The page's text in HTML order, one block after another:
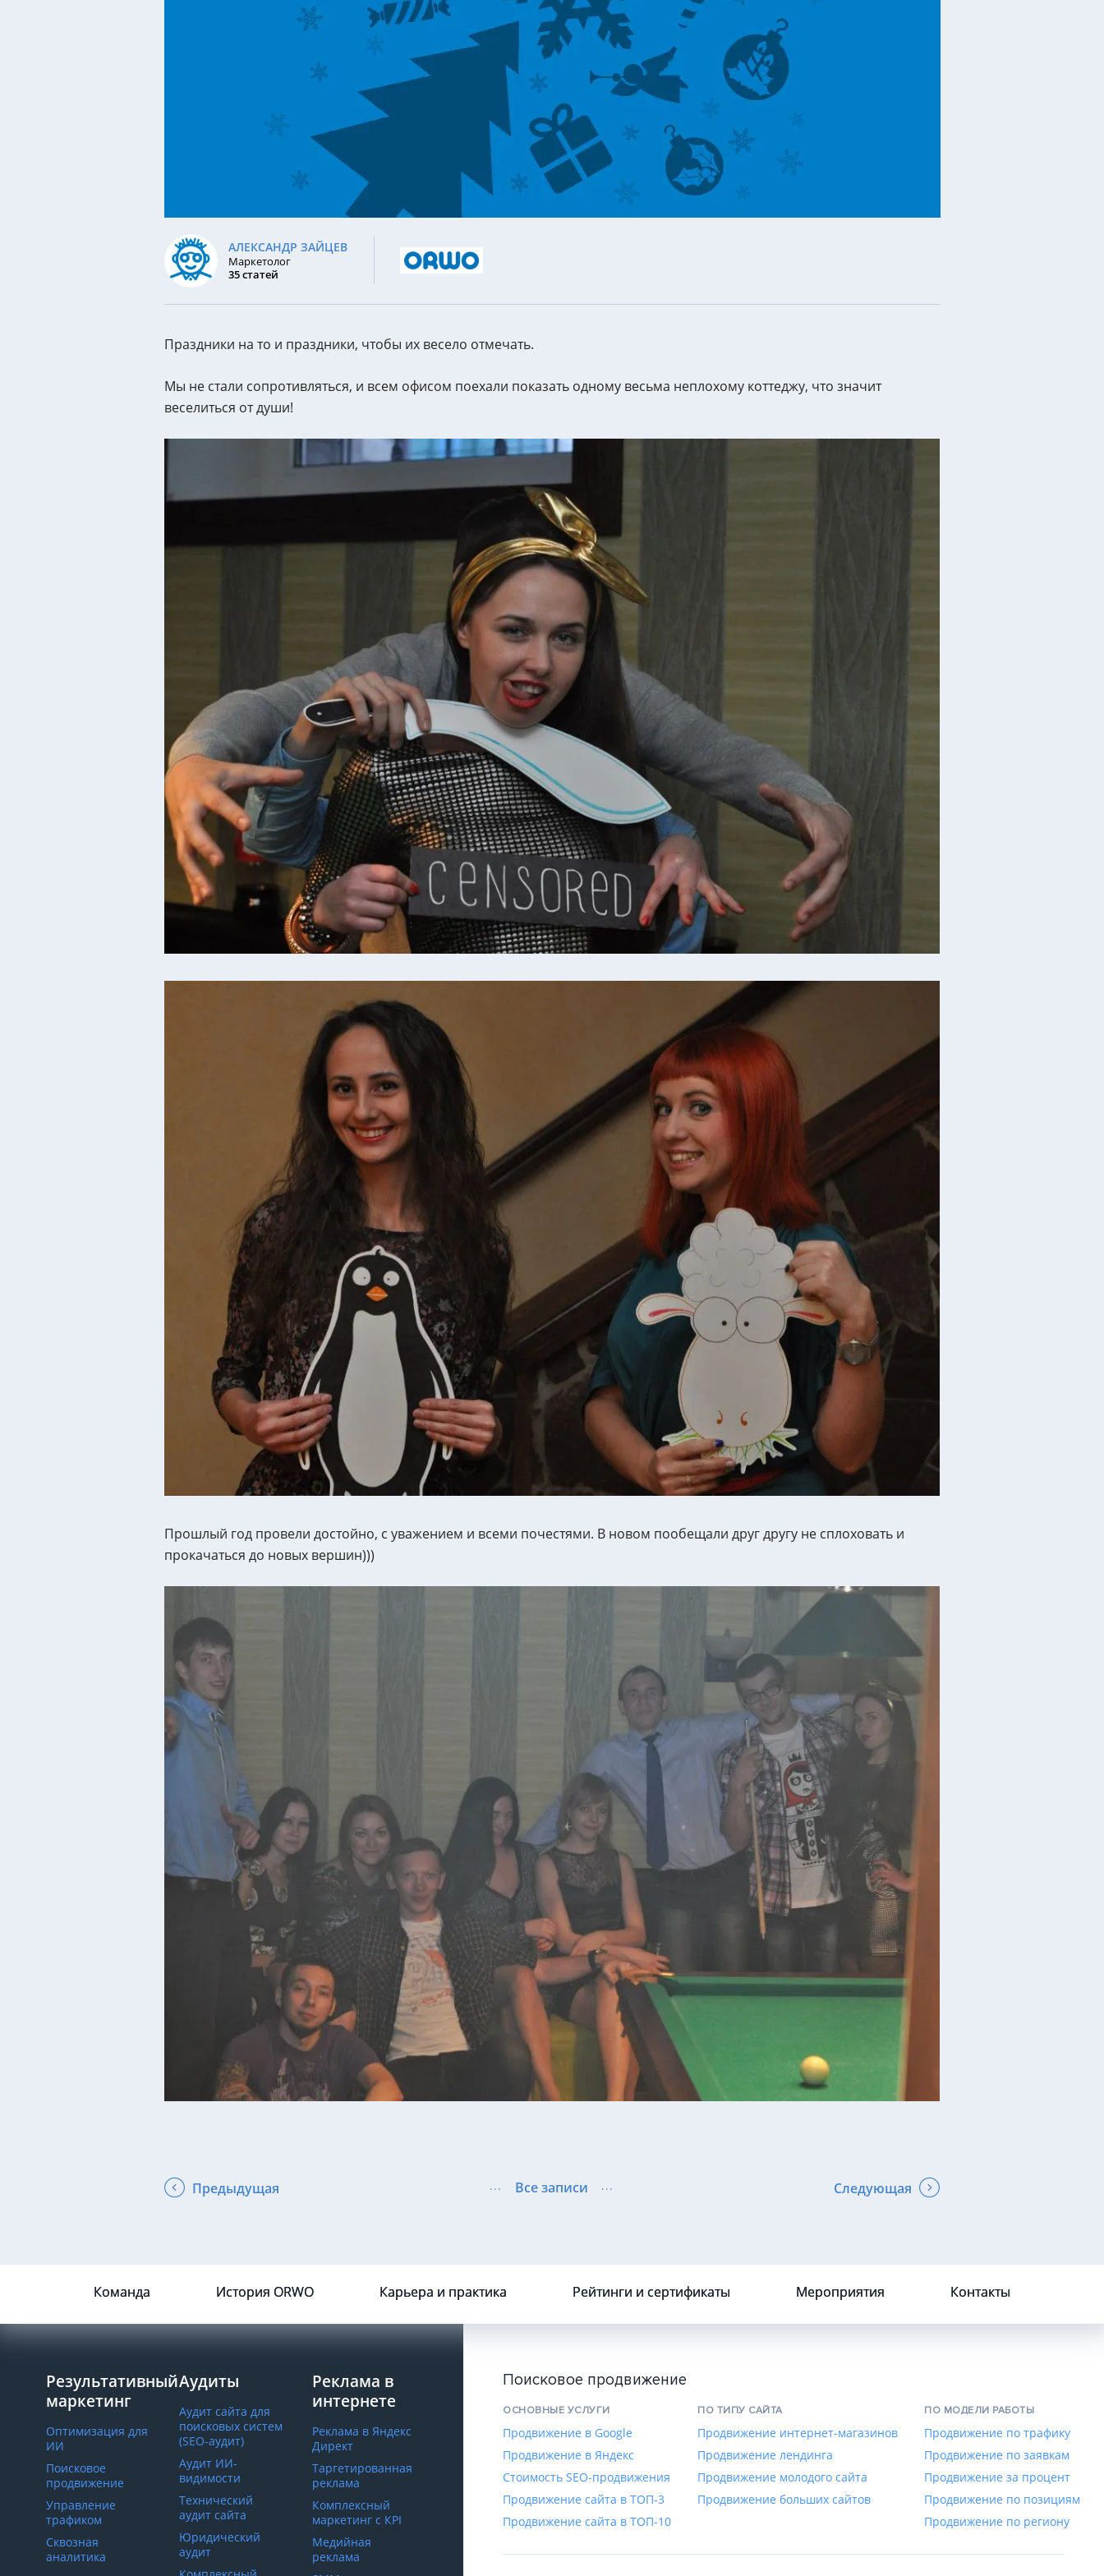
АЛЕКСАНДР ЗАЙЦЕВ
Маркетолог
35 статей
Праздники на то и праздники, чтобы их весело отмечать.
Мы не стали сопротивляться, и всем офисом поехали показать одному весьма неплохому коттеджу, что значит
веселиться от души!
Прошлый год провели достойно, с уважением и всеми почестями. В новом пообещали друг другу не сплоховать и
прокачаться до новых вершин)))
Предыдущая Все записи Следующая
Аудит ИИ-видимости
Технический аудит сайта
Юридический аудит
Комплексный аудит
Сквозная аналитика
Управление репутацией и
юридическая поддержка
Управление репутацией
Юридическая поддержка
ORWO.SEO Поисковое продвижение
Тест на знание ПС
Технологии SEO
Используемые сервисы
Развитие клиентской базы
Технологии разработки
Команда История ORWO Карьера и практика Рейтинги и сертификаты Мероприятия Контакты
Результативный
маркетинг
Оптимизация для
ИИ
Поисковое
продвижение
Управление
трафиком
Сквозная
аналитика
Аудиты
Аудит сайта для
поисковых систем
(SEO-аудит)
Аудит ИИ-
видимости
Технический
аудит сайта
Юридический
аудит
Реклама в
интернете
Реклама в Яндекс
Директ
Таргетированная
реклама
Комплексный
маркетинг с КРІ
Медийная
реклама
Поисковое продвижение
ОСНОВНЫЕ УСЛУГИ
Продвижение в Google
Продвижение в Яндекс
Стоимость SEO-продвижения
Продвижение сайта в ТОП-3
Продвижение сайта в ТОП-10
ПО ТИПУ САЙТА
Продвижение интернет-магазинов
Продвижение лендинга
Продвижение молодого сайта
Продвижение больших сайтов
ПО МОДЕЛИ РАБОТЫ
Продвижение по трафику
Продвижение по заявкам
Продвижение за процент
Продвижение по позициям
Продвижение по региону